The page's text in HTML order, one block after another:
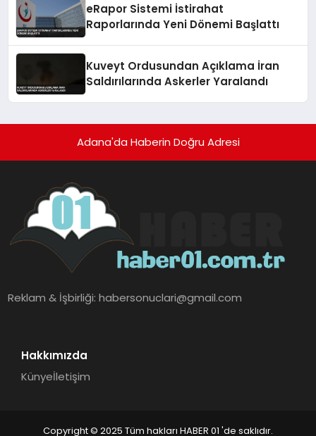
eRapor Sistemi İstirahat
Raporlarında Yeni Dönemi Başlattı
Kuveyt Ordusundan Açıklama İran
Saldırılarında Askerler Yaralandı
Adana'da Haberin Doğru Adresi
Reklam & İşbirliği:habersonuclari@gmail.com
Hakkımızda
Künyeİletişim
Copyright © 2025 Tüm hakları HABER 01 'de saklıdır.